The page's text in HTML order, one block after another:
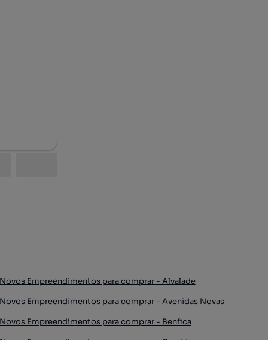
Novos Empreendimentos para comprar - Alvalade
Novos Empreendimentos para comprar - Avenidas Novas
Novos Empreendimentos para comprar - Benfica